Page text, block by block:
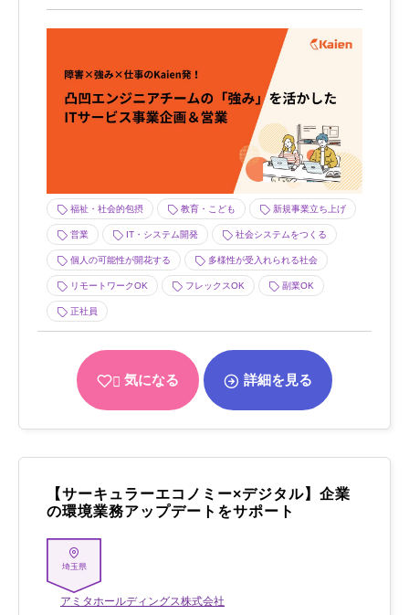
福祉・社会的包摂 教育・こども 新規事業立ち上げ
営業 IT・システム開発 社会システムをつくる
個人の可能性が開花する 多様性が受入れられる社会
リモートワークOK フレックスOK 副業OK
正社員
気になる 詳細を見る
【サーキュラーエコノミー×デジタル】企業
の環境業務アップデートをサポート
埼玉県
アミタホールディングス株式会社